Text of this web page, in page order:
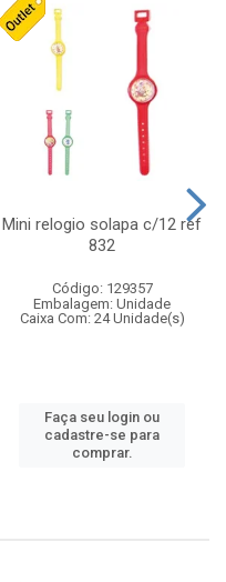
Mini relogio solapa c/12 ref
832
Código: 129357
Embalagem: Unidade
Caixa Com: 24 Unidade(s)
Faça seu login ou
cadastre-se para
comprar.